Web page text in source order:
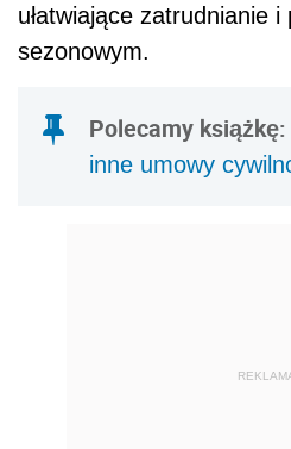
ułatwiające zatrudnianie
sezonowym.
Polecamy książkę:
inne umowy